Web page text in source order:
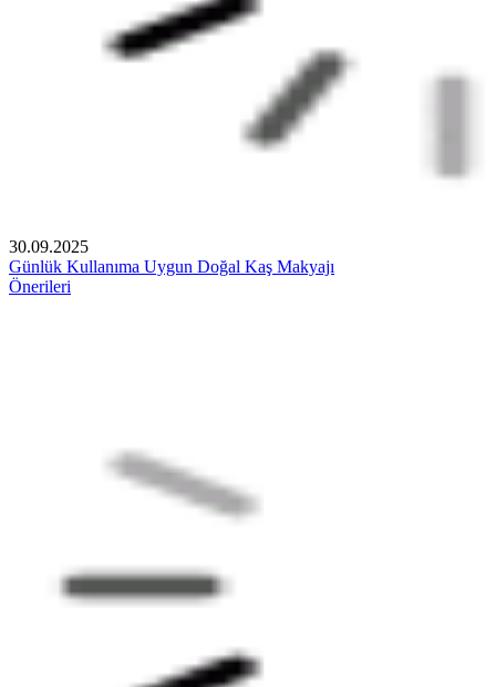
30.09.2025
Günlük Kullanıma Uygun Doğal Kaş Makyajı
Önerileri